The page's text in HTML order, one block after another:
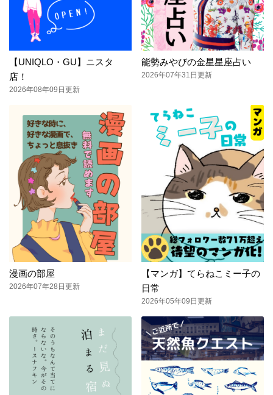
【UNIQLO・GU】ニスタ
店！
2026年08年09日更新
能勢みやびの金星星座占い
2026年07年31日更新
漫画の部屋
2026年07年28日更新
【マンガ】てらねこミー子の
日常
2026年05年09日更新